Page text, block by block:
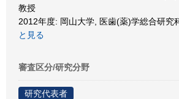
教授
2012年度: 岡山大学, 医歯(薬)学総合研究
と見る
審査区分/研究分野
研究代表者